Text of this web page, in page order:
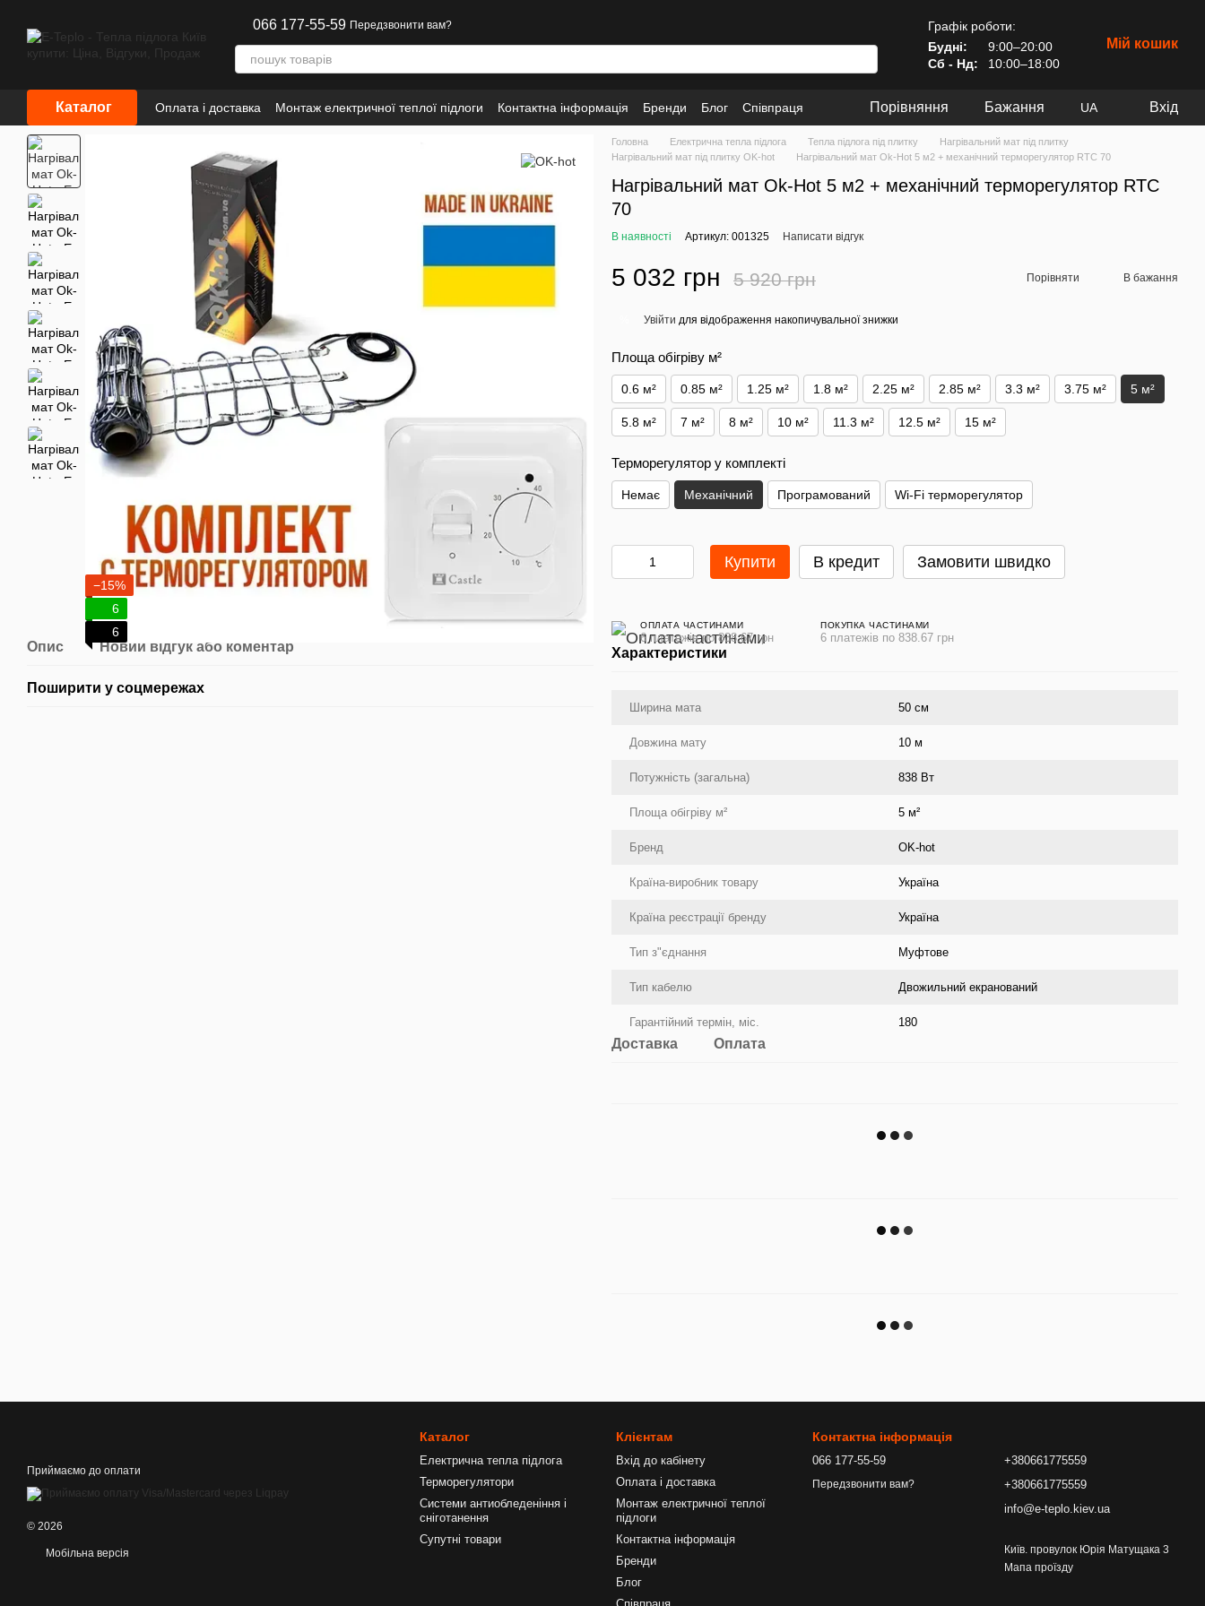
066 177-55-59 Передзвонити вам?
Графік роботи:
Будні:
9:00–20:00
Сб - Нд:
10:00–18:00
Мій кошик
Каталог Оплата і доставка Монтаж електричної теплої підлоги Контактна інформація Бренди Блог
Співпраця
Інформація
Порівняння Бажання UA Вхід
−15%
6
6
Опис Новий відгук або коментар
Поширити у соцмережах
Головна Електрична тепла підлога Тепла підлога під плитку
Нагрівальний мат під плитку
Нагрівальний мат під плитку OK-hot
Нагрівальний мат Ok-Hot 5 м2 + механічний терморегулятор RTC 70
Нагрівальний мат Ok-Hot 5 м2 + механічний терморегулятор RTC
70
В наявності Артикул: 001325 Написати відгук
5 032 грн 5 920 грн Порівняти В бажання
Увійти для відображення накопичувальної знижки
Площа обігріву м²
0.6 м² 0.85 м² 1.25 м² 1.8 м² 2.25 м² 2.85 м² 3.3 м² 3.75 м² 5 м²
5.8 м² 7 м² 8 м² 10 м² 11.3 м² 12.5 м² 15 м²
Терморегулятор у комплекті
Немає Механічний Програмований Wi-Fi терморегулятор
Купити В кредит Замовити швидко
ОПЛАТА ЧАСТИНАМИ
6 платежів по 838.67 грн
ПОКУПКА ЧАСТИНАМИ
6 платежів по 838.67 грн
Характеристики
Ширина мата 50 cм
Довжина мату 10 м
Потужність (загальна) 838 Вт
Площа обігріву м² 5 м²
Бренд OK-hot
Країна-виробник товару Україна
Країна реєстрації бренду Україна
Тип з"єднання Муфтове
Тип кабелю Двожильний екранований
Гарантійний термін, міс. 180
Доставка Оплата
Приймаємо до оплати
© 2026
Мобільна версія
Каталог
Електрична тепла підлога
Терморегулятори
Системи антиобледеніння і
сніготанення
Супутні товари
Клієнтам
Вхід до кабінету
Оплата і доставка
Монтаж електричної теплої
підлоги
Контактна інформація
Бренди
Блог
Контактна інформація
066 177-55-59
Передзвонити вам?
+380661775559
+380661775559
info@e-teplo.kiev.ua
Київ. провулок Юрія Матущака 3
Мапа проїзду